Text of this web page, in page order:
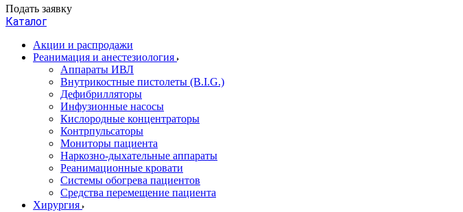
Подать заявку
Каталог
Акции и распродажи
Реанимация и анестезиология
Аппараты ИВЛ
Внутрикостные пистолеты (B.I.G.)
Дефибрилляторы
Инфузионные насосы
Кислородные концентраторы
Контрпульсаторы
Мониторы пациента
Наркозно-дыхательные аппараты
Реанимационные кровати
Системы обогрева пациентов
Средства перемещение пациента
Хирургия